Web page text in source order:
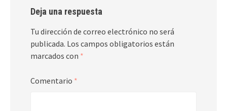
Deja una respuesta
Tu dirección de correo electrónico no será
publicada. Los campos obligatorios están
marcados con *
Comentario *